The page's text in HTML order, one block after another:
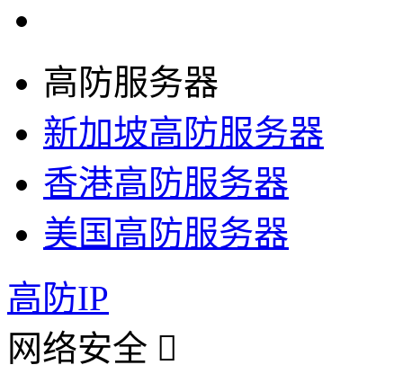
高防服务器
新加坡高防服务器
香港高防服务器
美国高防服务器
高防IP
网络安全